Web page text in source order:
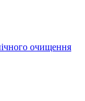
очищення